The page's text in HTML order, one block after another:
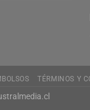
TÉRMINOS Y